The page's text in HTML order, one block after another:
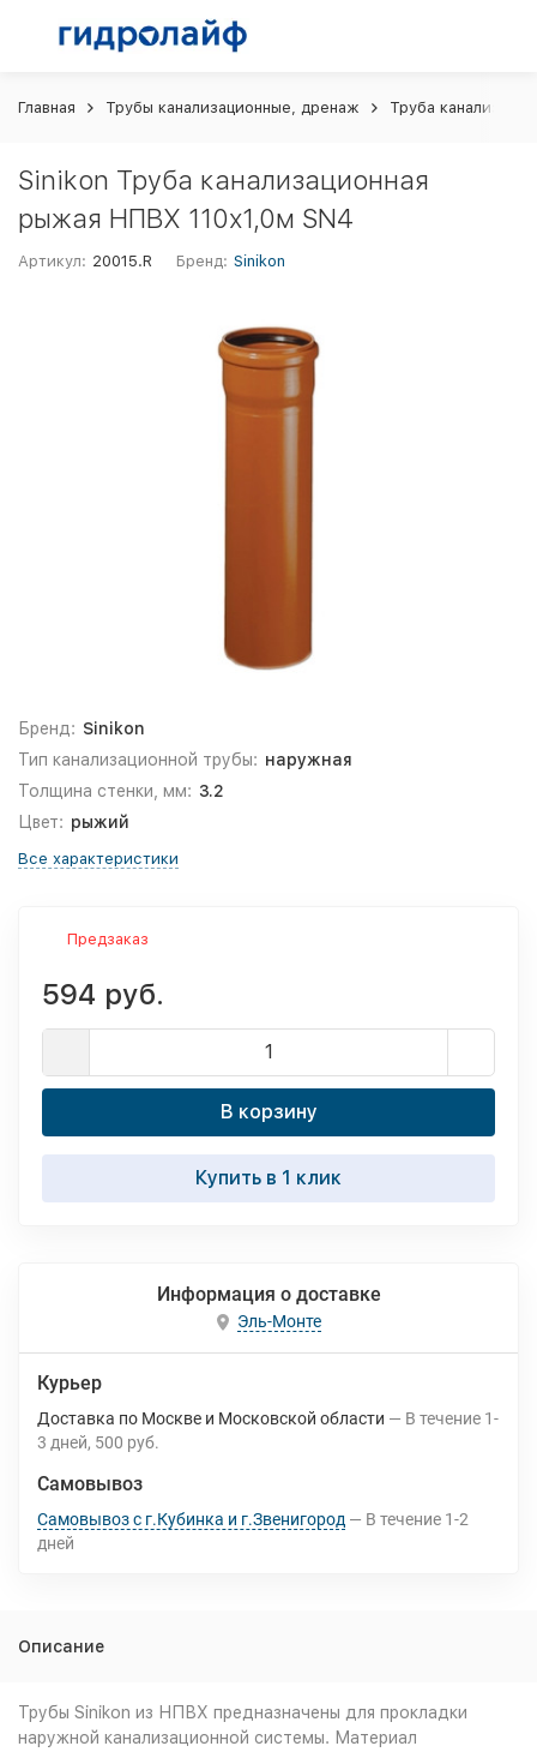
Главная Трубы канализационные, дренаж Труба
Sinikon Труба канализационная
рыжая НПВХ 110х1,0м SN4
Артикул: 20015.R Бренд: Sinikon
Бренд: Sinikon
Тип канализационной трубы: наружная
Толщина стенки, мм: 3.2
Цвет: рыжий
Все характеристики
Предзаказ
594 руб.
В корзину
Купить в 1 клик
Информация о доставке
Эль-Монте
Курьер
Доставка по Москве и Московской области В течение 1-
3 дней 500 руб.
Самовывоз
Самовывоз с г.Кубинка и г.Звенигород В течение 1-2
дней
Описание
Трубы Sinikon из НПВХ предназначены для прокладки
наружной канализационной системы. Материал